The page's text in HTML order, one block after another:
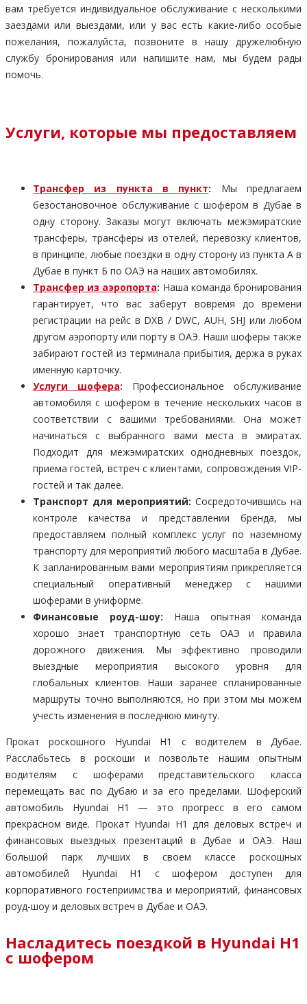
вам требуется индивидуальное обслуживание с несколькими
заездами или выездами, или у вас есть какие-либо особые
пожелания, пожалуйста, позвоните в нашу дружелюбную
службу бронирования или напишите нам, мы будем рады
помочь.
Услуги, которые мы предоставляем
Трансфер из пункта в пункт: Мы предлагаем
безостановочное обслуживание с шофером в Дубае в
одну сторону. Заказы могут включать межэмиратские
трансферы, трансферы из отелей, перевозку клиентов,
в принципе, любые поездки в одну сторону из пункта А в
Дубае в пункт Б по ОАЭ на наших автомобилях.
Трансфер из аэропорта: Наша команда бронирования
гарантирует, что вас заберут вовремя до времени
регистрации на рейс в DXB / DWC, AUH, SHJ или любом
другом аэропорту или порту в ОАЭ. Наши шоферы также
забирают гостей из терминала прибытия, держа в руках
именную карточку.
Услуги шофера: Профессиональное обслуживание
автомобиля с шофером в течение нескольких часов в
соответствии с вашими требованиями. Она может
начинаться с выбранного вами места в эмиратах.
Подходит для межэмиратских однодневных поездок,
приема гостей, встреч с клиентами, сопровождения VIP-
гостей и так далее.
Транспорт для мероприятий: Сосредоточившись на
контроле качества и представлении бренда, мы
предоставляем полный комплекс услуг по наземному
транспорту для мероприятий любого масштаба в Дубае.
К запланированным вами мероприятиям прикрепляется
специальный оперативный менеджер с нашими
шоферами в униформе.
Финансовые роуд-шоу: Наша опытная команда
хорошо знает транспортную сеть ОАЭ и правила
дорожного движения. Мы эффективно проводили
выездные мероприятия высокого уровня для
глобальных клиентов. Наши заранее спланированные
маршруты точно выполняются, но при этом мы можем
учесть изменения в последнюю минуту.
Прокат роскошного Hyundai H1 с водителем в Дубае.
Расслабьтесь в роскоши и позвольте нашим опытным
водителям с шоферами представительского класса
перемещать вас по Дубаю и за его пределами. Шоферский
автомобиль Hyundai H1 — это прогресс в его самом
прекрасном виде. Прокат Hyundai H1 для деловых встреч и
финансовых выездных презентаций в Дубае и ОАЭ. Наш
большой парк лучших в своем классе роскошных
автомобилей Hyundai H1 с шофером доступен для
корпоративного гостеприимства и мероприятий, финансовых
роуд-шоу и деловых встреч в Дубае и ОАЭ.
Насладитесь поездкой в Hyundai H1
с шофером